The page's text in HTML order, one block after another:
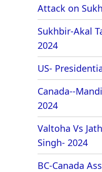
Attack on
Sukhbir-Akal
2024
US-
Canada--
2024
Valtoha Vs
Singh- 2024
BC-Canada